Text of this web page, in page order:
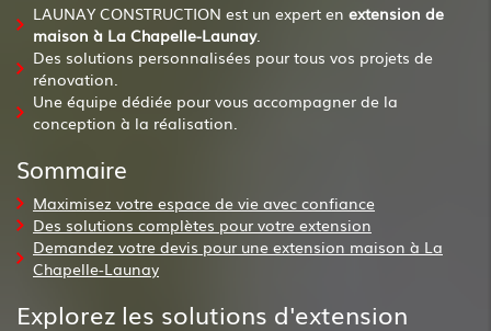
LAUNAY CONSTRUCTION est un expert en extension de
maison à La Chapelle-Launay.
Des solutions personnalisées pour tous vos projets de
rénovation.
Une équipe dédiée pour vous accompagner de la
conception à la réalisation.
Sommaire
Maximisez votre espace de vie avec confiance
Des solutions complètes pour votre extension
Demandez votre devis pour une extension maison à La
Chapelle-Launay
Explorez les solutions d'extension